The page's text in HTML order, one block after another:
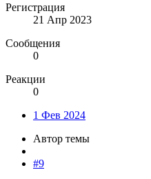
Регистрация
21 Апр 2023
Сообщения
0
Реакции
0
1 Фев 2024
Автор темы
#9